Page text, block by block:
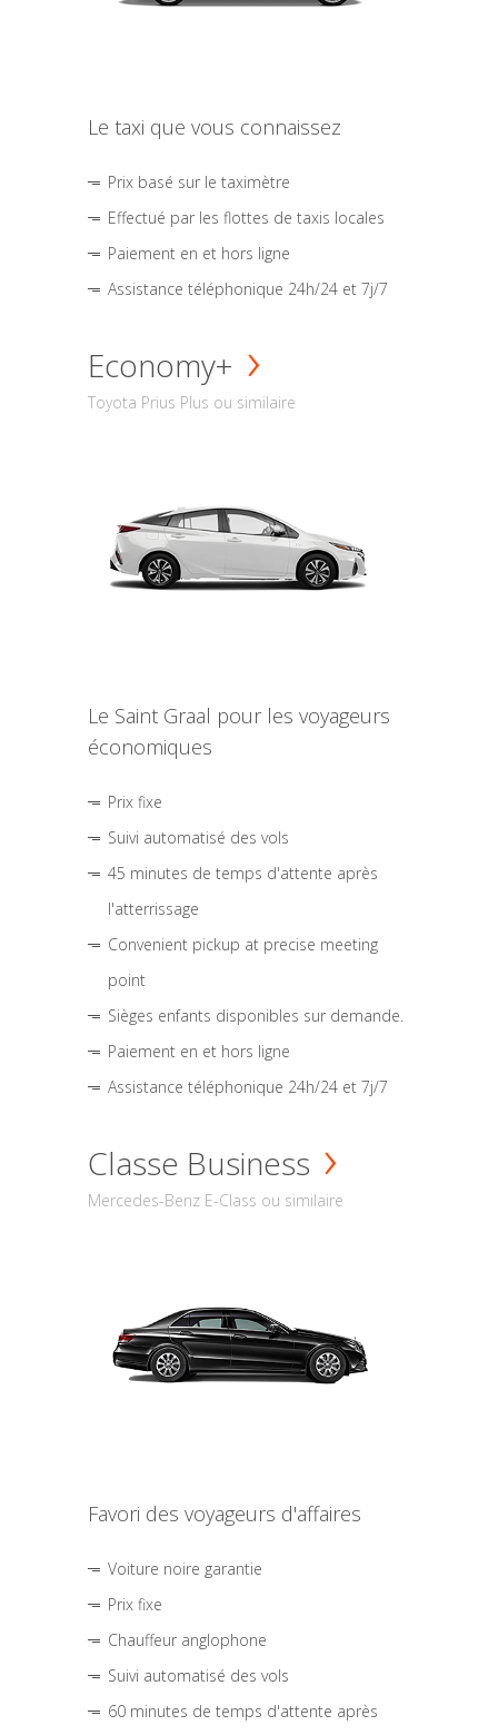
Le taxi que vous connaissez
Prix basé sur le taximètre
Effectué par les flottes de taxis locales
Paiement en et hors ligne
Assistance téléphonique 24h/24 et 7j/7
Economy+
Toyota Prius Plus ou similaire
Le Saint Graal pour les voyageurs
économiques
Prix fixe
Suivi automatisé des vols
45 minutes de temps d'attente après
l'atterrissage
Convenient pickup at precise meeting
point
Sièges enfants disponibles sur demande.
Paiement en et hors ligne
Assistance téléphonique 24h/24 et 7j/7
Classe Business
Mercedes-Benz E-Class ou similaire
Favori des voyageurs d'affaires
Voiture noire garantie
Prix fixe
Chauffeur anglophone
Suivi automatisé des vols
60 minutes de temps d'attente après